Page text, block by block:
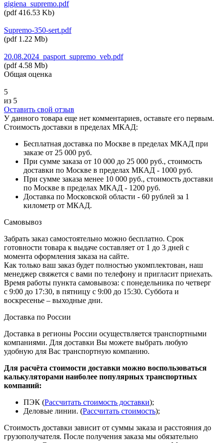
gigiena_supremo.pdf
(pdf 416.53 Kb)
Supremo-350-sert.pdf
(pdf 1.22 Mb)
20.08.2024_pasport_supremo_veb.pdf
(pdf 4.58 Mb)
Общая оценка
5
из 5
Оставить свой отзыв
У данного товара еще нет комментариев, оставьте его первым.
Стоимость доставки в пределах МКАД:
Бесплатная доставка по Москве в пределах МКАД при
заказе от 25 000 руб.
При сумме заказа от 10 000 до 25 000 руб., стоимость
доставки по Москве в пределах МКАД - 1000 руб.
При сумме заказа менее 10 000 руб., стоимость доставки
по Москве в пределах МКАД - 1200 руб.
Доставка по Московской области - 60 рублей за 1
километр от МКАД.
Самовывоз
Забрать заказ самостоятельно можно бесплатно. Срок
готовности товара к выдаче составляет от 1 до 3 дней с
момента оформления заказа на сайте.
Как только ваш заказ будет полностью укомплектован, наш
менеджер свяжется с вами по телефону и пригласит приехать.
Время работы пункта самовывоза: с понедельника по четверг
с 9:00 до 17:30, в пятницу с 9:00 до 15:30. Суббота и
воскресенье – выходные дни.
Доставка по России
Доставка в регионы России осуществляется транспортными
компаниями. Для доставки Вы можете выбрать любую
удобную для Вас транспортную компанию.
Для расчёта стоимости доставки можно воспользоваться
калькуляторами наиболее популярных транспортных
компаний:
ПЭК (Рассчитать стоимость доставки);
Деловые линии. (Рассчитать стоимость);
Стоимость доставки зависит от суммы заказа и расстояния до
грузополучателя. После получения заказа мы обязательно